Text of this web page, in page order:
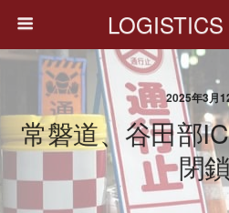
2025年3月
常磐道、谷田部
閉